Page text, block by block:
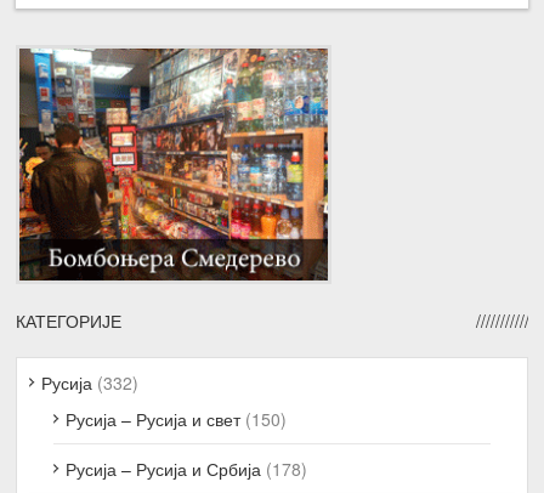
КАТЕГОРИЈЕ
Русија (332)
Русија – Русија и свет(150)
Русија – Русија и Србија (178)